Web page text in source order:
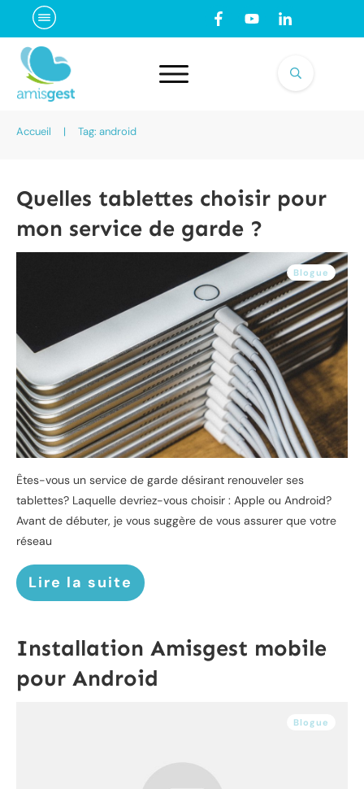
Accueil | Tag: android
Quelles tablettes choisir pour
mon service de garde ?
Blogue
Êtes-vous un service de garde désirant renouveler ses
tablettes? Laquelle devriez-vous choisir : Apple ou Android?
Avant de débuter, je vous suggère de vous assurer que votre
réseau
Lire la suite
Installation Amisgest mobile
pour Android
Blogue